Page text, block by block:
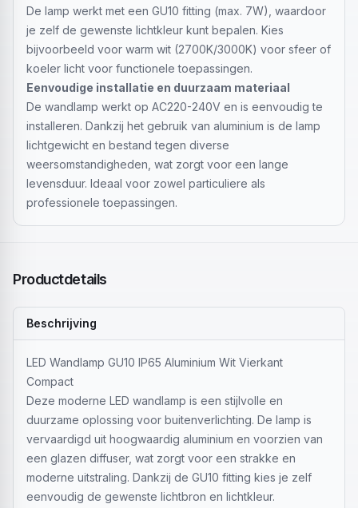
De lamp werkt met een GU10 fitting (max. 7W), waardoor
je zelf de gewenste lichtkleur kunt bepalen. Kies
bijvoorbeeld voor warm wit (2700K/3000K) voor sfeer of
koeler licht voor functionele toepassingen.
Eenvoudige installatie en duurzaam materiaal
De wandlamp werkt op AC220-240V en is eenvoudig te
installeren. Dankzij het gebruik van aluminium is de lamp
lichtgewicht en bestand tegen diverse
weersomstandigheden, wat zorgt voor een lange
levensduur. Ideaal voor zowel particuliere als
professionele toepassingen.
Productdetails
Beschrijving
LED Wandlamp GU10 IP65 Aluminium Wit Vierkant
Compact
Deze moderne LED wandlamp is een stijlvolle en
duurzame oplossing voor buitenverlichting. De lamp is
vervaardigd uit hoogwaardig aluminium en voorzien van
een glazen diffuser, wat zorgt voor een strakke en
moderne uitstraling. Dankzij de GU10 fitting kies je zelf
eenvoudig de gewenste lichtbron en lichtkleur.